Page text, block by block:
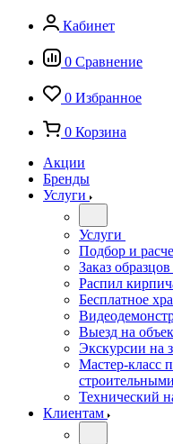
Кабинет
0 Сравнение
0 Избранное
0 Корзина
Акции
Бренды
Услуги
Услуги
Подбор и
Заказ
Распил
Бесплатное
Выезд на
Экскурсии на
Мастер-класс
Технический
Клиентам